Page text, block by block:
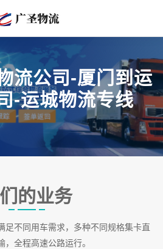
流公司-厦门到运
-运城物流专线
的业务
足不同用车需求，多种不同规格集卡直
，全程高速公路运行。